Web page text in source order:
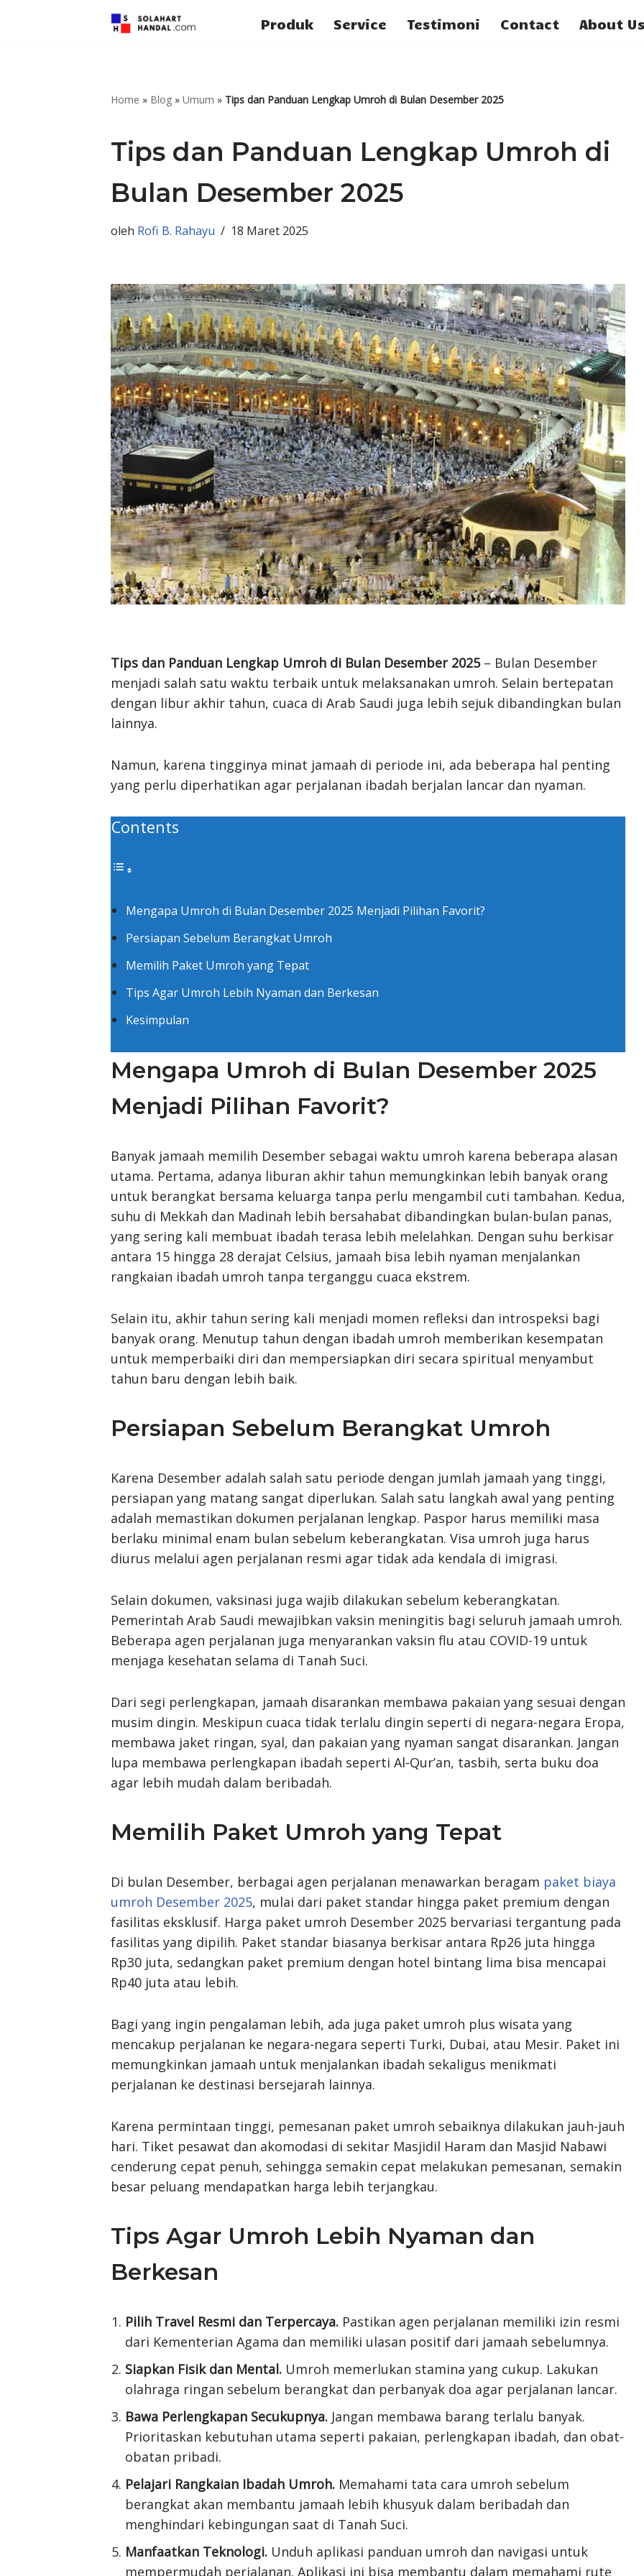
Produk Service Testimoni Contact About Us
Home » Blog » Umum » Tips dan Panduan Lengkap Umroh di Bulan Desember 2025
Tips dan Panduan Lengkap Umroh di
Bulan Desember 2025
oleh Rofi B. Rahayu 18 Maret 2025
Tips dan Panduan Lengkap Umroh di Bulan Desember 2025– Bulan Desember
menjadi salah satu waktu terbaik untuk melaksanakan umroh. Selain bertepatan
dengan libur akhir tahun, cuaca di Arab Saudi juga lebih sejuk dibandingkan bulan
lainnya.
Namun, karena tingginya minat jamaah di periode ini, ada beberapa hal penting
yang perlu diperhatikan agar perjalanan ibadah berjalan lancar dan nyaman.
Contents
Mengapa Umroh di Bulan Desember 2025 Menjadi Pilihan Favorit?
Persiapan Sebelum Berangkat Umroh
Memilih Paket Umroh yang Tepat
Tips Agar Umroh Lebih Nyaman dan Berkesan
Kesimpulan
Mengapa Umroh di Bulan Desember 2025
Menjadi Pilihan Favorit?
Banyak jamaah memilih Desember sebagai waktu umroh karena beberapa alasan
utama. Pertama, adanya liburan akhir tahun memungkinkan lebih banyak orang
untuk berangkat bersama keluarga tanpa perlu mengambil cuti tambahan. Kedua,
suhu di Mekkah dan Madinah lebih bersahabat dibandingkan bulan-bulan panas,
yang sering kali membuat ibadah terasa lebih melelahkan. Dengan suhu berkisar
antara 15 hingga 28 derajat Celsius, jamaah bisa lebih nyaman menjalankan
rangkaian ibadah umroh tanpa terganggu cuaca ekstrem.
Selain itu, akhir tahun sering kali menjadi momen refleksi dan introspeksi bagi
banyak orang. Menutup tahun dengan ibadah umroh memberikan kesempatan
untuk memperbaiki diri dan mempersiapkan diri secara spiritual menyambut
tahun baru dengan lebih baik.
Persiapan Sebelum Berangkat Umroh
Karena Desember adalah salah satu periode dengan jumlah jamaah yang tinggi,
persiapan yang matang sangat diperlukan. Salah satu langkah awal yang penting
adalah memastikan dokumen perjalanan lengkap. Paspor harus memiliki masa
berlaku minimal enam bulan sebelum keberangkatan. Visa umroh juga harus
diurus melalui agen perjalanan resmi agar tidak ada kendala di imigrasi.
Selain dokumen, vaksinasi juga wajib dilakukan sebelum keberangkatan.
Pemerintah Arab Saudi mewajibkan vaksin meningitis bagi seluruh jamaah umroh.
Beberapa agen perjalanan juga menyarankan vaksin flu atau COVID-19 untuk
menjaga kesehatan selama di Tanah Suci.
Dari segi perlengkapan, jamaah disarankan membawa pakaian yang sesuai dengan
musim dingin. Meskipun cuaca tidak terlalu dingin seperti di negara-negara Eropa,
membawa jaket ringan, syal, dan pakaian yang nyaman sangat disarankan. Jangan
lupa membawa perlengkapan ibadah seperti Al-Qur’an, tasbih, serta buku doa
agar lebih mudah dalam beribadah.
Memilih Paket Umroh yang Tepat
Di bulan Desember, berbagai agen perjalanan menawarkan beragam paket biaya
umroh Desember 2025, mulai dari paket standar hingga paket premium dengan
fasilitas eksklusif. Harga paket umroh Desember 2025 bervariasi tergantung pada
fasilitas yang dipilih. Paket standar biasanya berkisar antara Rp26 juta hingga
Rp30 juta, sedangkan paket premium dengan hotel bintang lima bisa mencapai
Rp40 juta atau lebih.
Bagi yang ingin pengalaman lebih, ada juga paket umroh plus wisata yang
mencakup perjalanan ke negara-negara seperti Turki, Dubai, atau Mesir. Paket ini
memungkinkan jamaah untuk menjalankan ibadah sekaligus menikmati
perjalanan ke destinasi bersejarah lainnya.
Karena permintaan tinggi, pemesanan paket umroh sebaiknya dilakukan jauh-jauh
hari. Tiket pesawat dan akomodasi di sekitar Masjidil Haram dan Masjid Nabawi
cenderung cepat penuh, sehingga semakin cepat melakukan pemesanan, semakin
besar peluang mendapatkan harga lebih terjangkau.
Tips Agar Umroh Lebih Nyaman dan
Berkesan
Pilih Travel Resmi dan Terpercaya. Pastikan agen perjalanan memiliki izin resmi
dari Kementerian Agama dan memiliki ulasan positif dari jamaah sebelumnya.
Siapkan Fisik dan Mental. Umroh memerlukan stamina yang cukup. Lakukan
olahraga ringan sebelum berangkat dan perbanyak doa agar perjalanan lancar.
Bawa Perlengkapan Secukupnya. Jangan membawa barang terlalu banyak.
Prioritaskan kebutuhan utama seperti pakaian, perlengkapan ibadah, dan obat-
obatan pribadi.
Pelajari Rangkaian Ibadah Umroh. Memahami tata cara umroh sebelum
berangkat akan membantu jamaah lebih khusyuk dalam beribadah dan
menghindari kebingungan saat di Tanah Suci.
Manfaatkan Teknologi. Unduh aplikasi panduan umroh dan navigasi untuk
mempermudah perjalanan. Aplikasi ini bisa membantu dalam memahami rute